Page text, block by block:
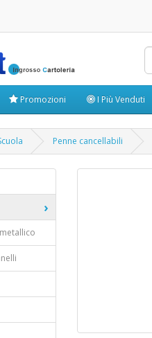
Promozioni I Più Venduti
Penne cancellabili